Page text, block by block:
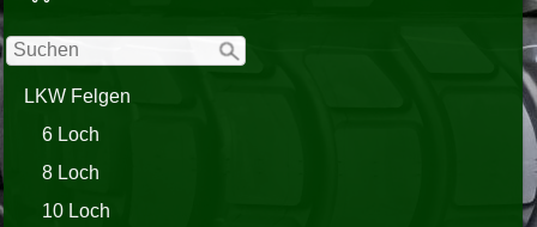
LKW Felgen
6 Loch
8 Loch
10 Loch